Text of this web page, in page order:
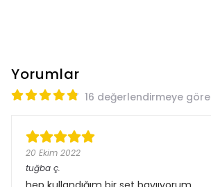
Yorumlar
16 değerlendirmeye göre
20 Ekim 2022
tuğba ç.